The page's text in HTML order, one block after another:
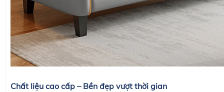
Chất liệu cao cấp – Bền đẹp vượt thời gian